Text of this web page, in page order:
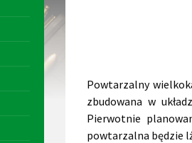
Powtarzalny
zbudowana w
Pierwotnie
powtarzalna będzie